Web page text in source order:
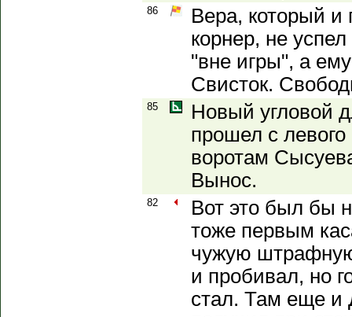
86
Вера, который
корнер, не
"вне игры", а
Свисток.
85
Новый угловой
прошел с
воротам
Вынос.
82
Вот это был бы
тоже первым
чужую
и пробивал, но
стал. Там еще и